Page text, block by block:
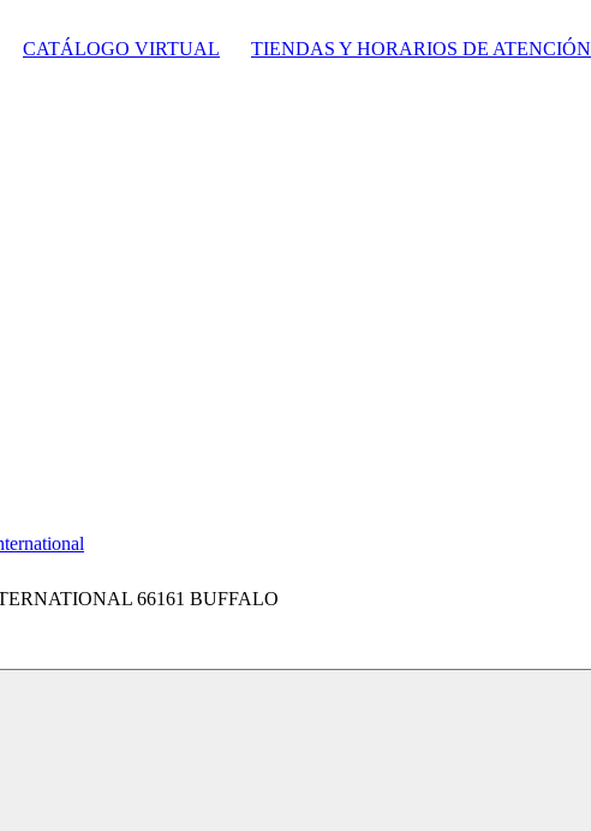
CATÁLOGO VIRTUAL TIENDAS Y HORARIOS DE ATENCIÓN
66161 BUFFALO